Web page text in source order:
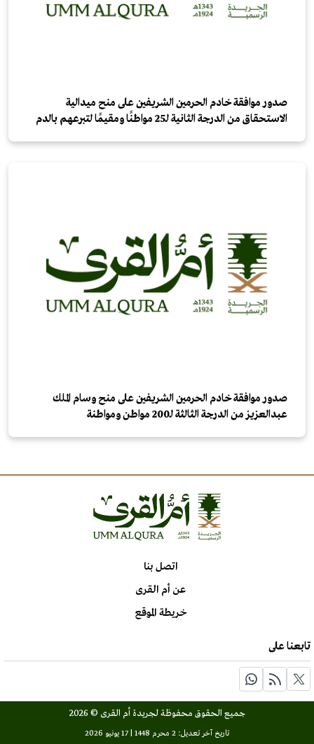
صدور موافقة خادم الحرمين الشريفين على منح ميدالية
الاستحقاق من الدرجة الثانية لـ25 مواطنًا ومقيمًا لتبرعهم بالدم
صدور موافقة خادم الحرمين الشريفين على منح وسام الملك
عبدالعزيز من الدرجة الثالثة لـ200 مواطن ومواطنة
اتصل بنا
عن أم القرى
خريطة الموقع
تابعنا على
جميع الحقوق محفوظة لجريدة أم القرى © 2026
تاريخ آخر تعديل: 2 محرم 1448 | 17 يونيو 2026